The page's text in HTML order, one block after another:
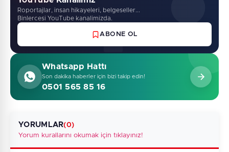
Roportajlar, insan hikayeleri, belgeseller...
Binlercesi YouTube kanalimizda.
ABONE OL
Whatsapp Hattı
Son dakika haberler için bizi takip edin!
0501 565 85 16
YORUMLAR(0)
Yorum kurallarını okumak için tıklayınız!